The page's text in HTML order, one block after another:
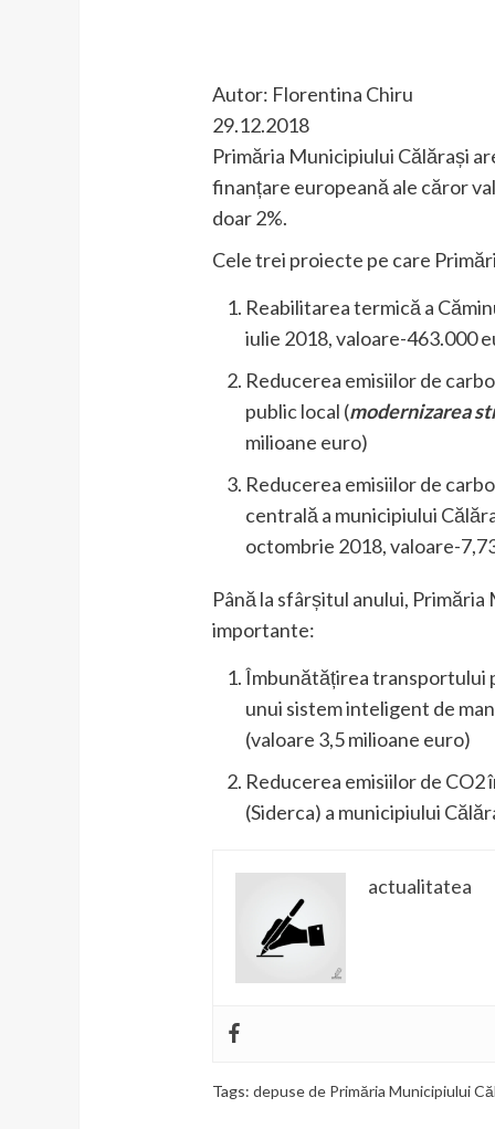
Autor: Florentina Chiru
29.12.2018
Primăria Municipiului Călărași
finanțare europeană ale căror
doar 2%.
Cele trei proiecte pe care
Reabilitarea termică a
iulie 2018, valoare-463.000
Reducerea emisiilor de
public local (modernizarea
milioane euro)
Reducerea emisiilor de
centrală a municipiului
octombrie 2018, valoare-
Până la sfârșitul anului,
importante:
Îmbunătățirea transportului
unui sistem inteligent de
(valoare 3,5 milioane euro)
Reducerea emisiilor de
(Siderca) a municipiului
actualitatea
Tags:depuse de Primăria Municipiului